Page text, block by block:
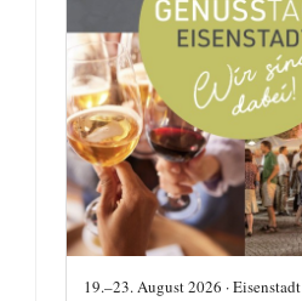
19.–23. August 2026 · Eisenstadt